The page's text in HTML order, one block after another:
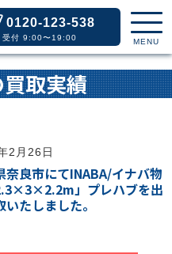
0120-123-538
受付 9:00〜19:00 MENU
取実績
2月26日
奈良市にてINABA/イナバ物
」プレハブを出
いたしました。